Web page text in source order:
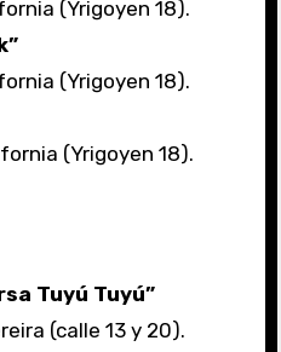
(Yrigoyen 18).
(Yrigoyen 18).
(Yrigoyen 18).
Tuyú Tuyú”
(calle 13 y 20).